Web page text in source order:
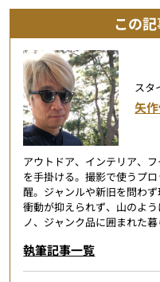
この
スタ
矢
アウトドア、インテリア、
を手掛ける。撮影で使うプ
醒。ジャンルや新旧を問わ
衝動が抑えられず、山のよ
ノ、ジャンク品に囲まれた暮
執筆記事一覧